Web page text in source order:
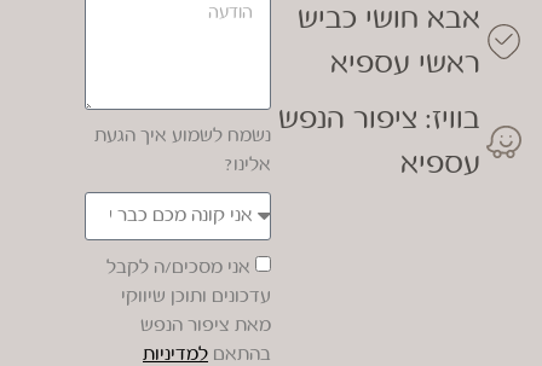
אבא חושי כביש
ראשי עספיא
בוויז: ציפור הנפש
עספיא
נשמח לשמוע איך הגעת
אלינו?
אני מסכים/ה לקבל
עדכונים ותוכן שיווקי
מאת ציפור הנפש
בהתאם למדיניות